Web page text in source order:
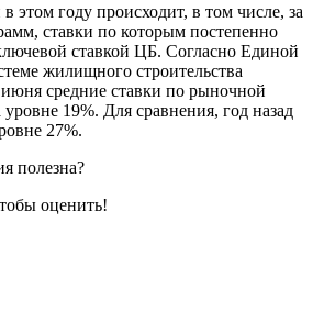
этом году происходит, в том числе, за
ставки по которым постепенно
ставкой ЦБ. Согласно Единой
жилищного строительства
средние ставки по рыночной
уровне 19%. Для сравнения, год назад
27%.
полезна?
оценить!